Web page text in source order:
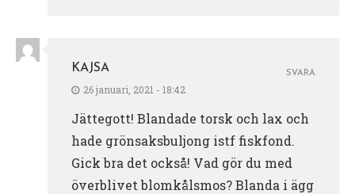
KAJSA
26 januari, 2021 - 18:42
Jättegott! Blandade torsk och lax och
hade grönsaksbuljong istf fiskfond.
Gick bra det också! Vad gör du med
överblivet blomkålsmos? Blanda i ägg
SVARA